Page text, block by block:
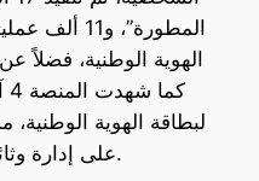
المطورة”،
لبطاقة الهوية
على إدارة وثائقهم الرسمية بسهولة ويسر.